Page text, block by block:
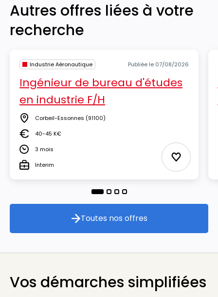
Autres offres liées à votre
recherche
Industrie Aéronautique Publiée le 07/08/2026
Ingénieur de bureau d'études
en industrie F/H
Lieu Corbeil-Essonnes (91100)
Salaire40-45 K€
Durée3 mois
TypeInterim Ajouter
Toutes nos offres
Toutes nos offres
Vos démarches simplifiées